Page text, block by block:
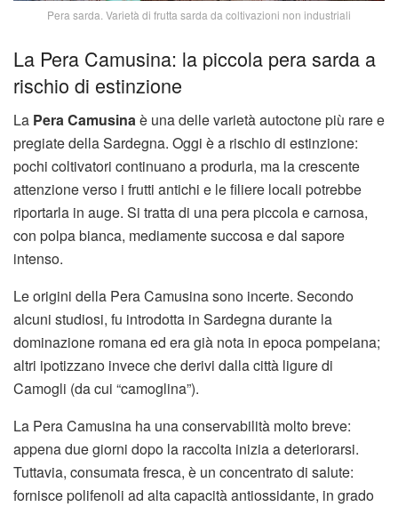
Pera sarda. Varietà di frutta sarda da coltivazioni non industriali
La Pera Camusina: la piccola pera sarda a
rischio di estinzione
La Pera Camusinaè una delle varietà autoctone più rare e
pregiate della Sardegna. Oggi è a rischio di estinzione:
pochi coltivatori continuano a produrla, ma la crescente
attenzione verso i frutti antichi e le filiere locali potrebbe
riportarla in auge. Si tratta di una pera piccola e carnosa,
con polpa bianca, mediamente succosa e dal sapore
intenso.
Le origini della Pera Camusina sono incerte. Secondo
alcuni studiosi, fu introdotta in Sardegna durante la
dominazione romana ed era già nota in epoca pompeiana;
altri ipotizzano invece che derivi dalla città ligure di
Camogli (da cui “camoglina”).
La Pera Camusina ha una conservabilità molto breve:
appena due giorni dopo la raccolta inizia a deteriorarsi.
Tuttavia, consumata fresca, è un concentrato di salute:
fornisce polifenoli ad alta capacità antiossidante, in grado